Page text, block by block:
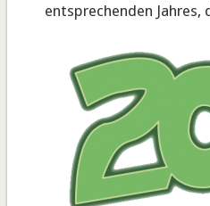
entsprechenden